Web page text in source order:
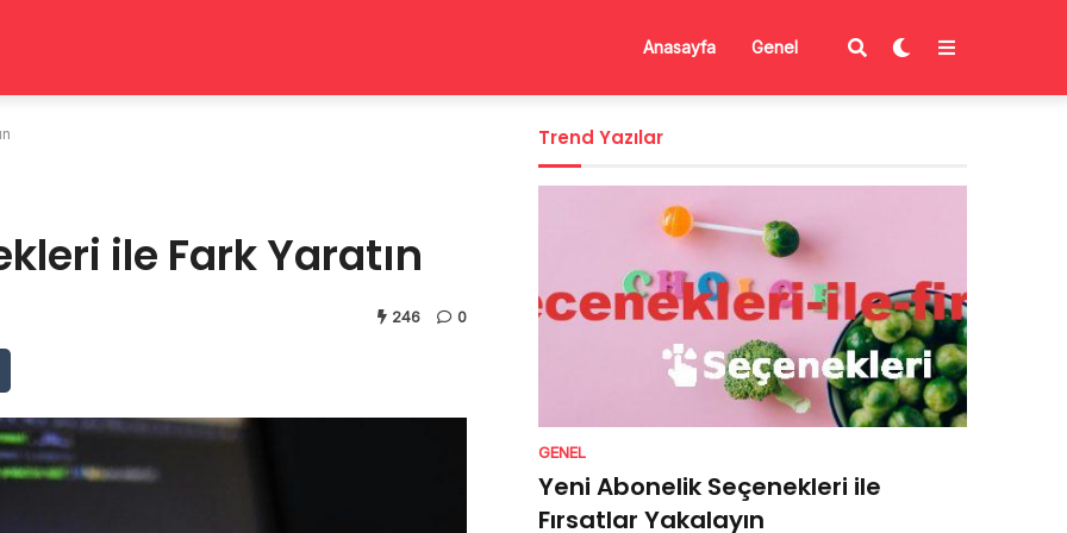
Anasayfa Genel
ile Fark Yaratın
246 0
Trend Yazılar
GENEL
Yeni Abonelik Seçenekleri ile
Fırsatlar Yakalayın